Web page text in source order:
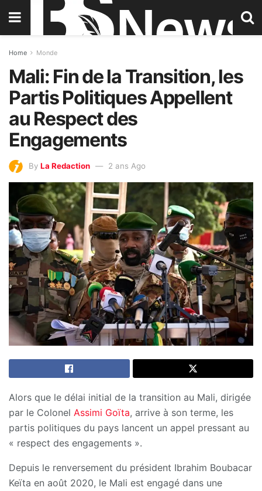
Home Monde
Mali: Fin de la Transition, les
Partis Politiques Appellent
au Respect des
Engagements
By La Redaction 2 ans Ago
Alors que le délai initial de la transition au Mali, dirigée
par le Colonel Assimi Goïta, arrive à son terme, les
partis politiques du pays lancent un appel pressant au
« respect des engagements ».
Depuis le renversement du président Ibrahim Boubacar
Keïta en août 2020, le Mali est engagé dans une